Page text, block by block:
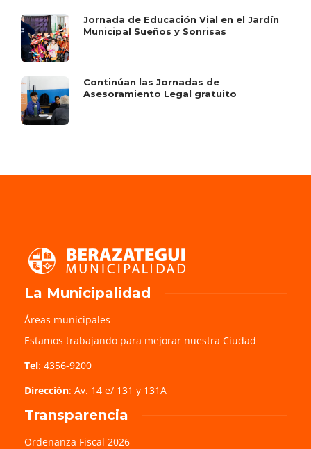
Jornada de Educación Vial en el Jardín
Municipal Sueños y Sonrisas
Continúan las Jornadas de
Asesoramiento Legal gratuito
La Municipalidad
Áreas municipales
Estamos trabajando para mejorar nuestra Ciudad
Tel: 4356-9200
Dirección: Av. 14 e/ 131 y 131A
Transparencia
Ordenanza Fiscal 2026